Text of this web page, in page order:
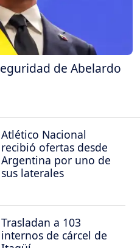
de Abelardo
Atlético Nacional
recibió ofertas desde
Argentina por uno de
sus laterales
Trasladan a 103
internos de cárcel de